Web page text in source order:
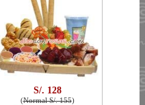
S/. 128
(Normal S/. 155)